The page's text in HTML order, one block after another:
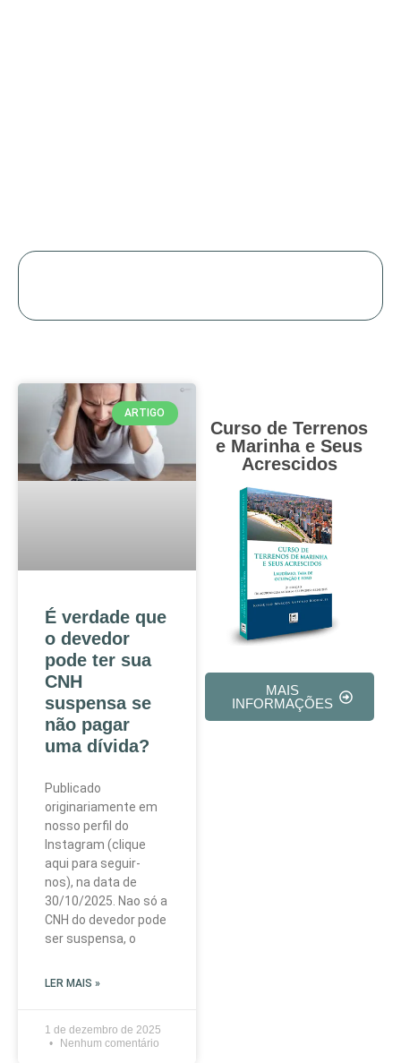
ARTIGO
É verdade que
o devedor
pode ter sua
CNH
suspensa se
não pagar
uma dívida?
Publicado
originariamente em
nosso perfil do
Instagram (clique
aqui para seguir-
nos), na data de
30/10/2025. Nao só a
CNH do devedor pode
ser suspensa, o
LER MAIS »
1 de dezembro de 2025
Nenhum comentário
Curso de Terrenos
e Marinha e Seus
Acrescidos
MAIS
INFORMAÇÕES